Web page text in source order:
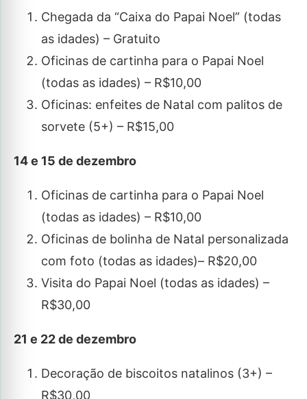
Chegada da “Caixa do Papai Noel” (todas
as idades) – Gratuito
Oficinas de cartinha para o Papai Noel
(todas as idades) – R$10,00
Oficinas: enfeites de Natal com palitos de
sorvete (5+) – R$15,00
14 e 15 de dezembro
Oficinas de cartinha para o Papai Noel
(todas as idades) – R$10,00
Oficinas de bolinha de Natal personalizada
com foto (todas as idades)– R$20,00
Visita do Papai Noel (todas as idades) –
R$30,00
21 e 22 de dezembro
Decoração de biscoitos natalinos (3+) –
R$30,00